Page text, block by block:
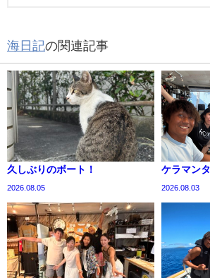
海日記の関連記事
久しぶりのボート！
2026.08.05
ケラマンタ
2026.08.03